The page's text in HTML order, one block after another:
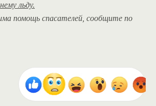
льду.
помощь спасателей, сообщите по